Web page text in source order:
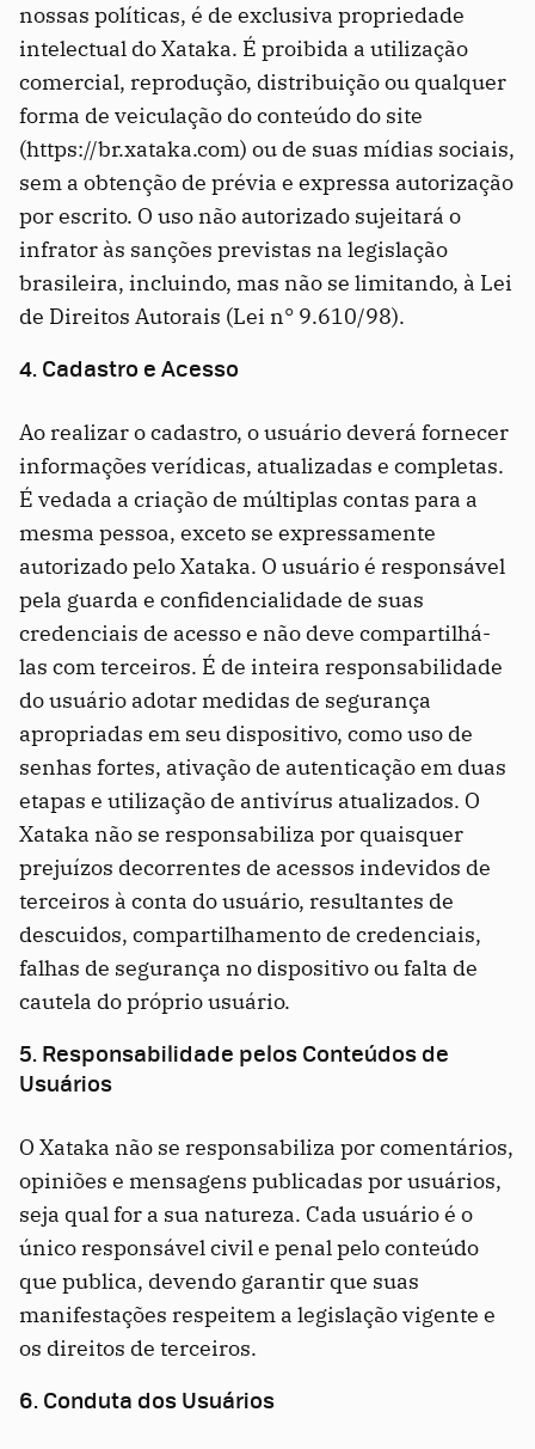
nossas políticas, é de exclusiva propriedade
intelectual do Xataka. É proibida a utilização
comercial, reprodução, distribuição ou qualquer
forma de veiculação do conteúdo do site
(https://br.xataka.com) ou de suas mídias sociais,
sem a obtenção de prévia e expressa autorização
por escrito. O uso não autorizado sujeitará o
infrator às sanções previstas na legislação
brasileira, incluindo, mas não se limitando, à Lei
de Direitos Autorais (Lei n° 9.610/98).
4. Cadastro e Acesso
Ao realizar o cadastro, o usuário deverá fornecer
informações verídicas, atualizadas e completas.
É vedada a criação de múltiplas contas para a
mesma pessoa, exceto se expressamente
autorizado pelo Xataka. O usuário é responsável
pela guarda e confidencialidade de suas
credenciais de acesso e não deve compartilhá-
las com terceiros. É de inteira responsabilidade
do usuário adotar medidas de segurança
apropriadas em seu dispositivo, como uso de
senhas fortes, ativação de autenticação em duas
etapas e utilização de antivírus atualizados. O
Xataka não se responsabiliza por quaisquer
prejuízos decorrentes de acessos indevidos de
terceiros à conta do usuário, resultantes de
descuidos, compartilhamento de credenciais,
falhas de segurança no dispositivo ou falta de
cautela do próprio usuário.
5. Responsabilidade pelos Conteúdos de
Usuários
O Xataka não se responsabiliza por comentários,
opiniões e mensagens publicadas por usuários,
seja qual for a sua natureza. Cada usuário é o
único responsável civil e penal pelo conteúdo
que publica, devendo garantir que suas
manifestações respeitem a legislação vigente e
os direitos de terceiros.
6. Conduta dos Usuários